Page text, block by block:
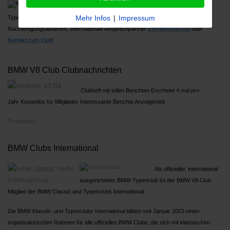
Typenreferenten
Nachfertigungsaktionen, Internationale AnsprechpartnerEintrittserklärungoder
Kontakt zum Club!
BMW V8 Club Clubnachrichten
Clubheft mit tollen Berichten Erscheint 4 mal pro
Jahr Kostenlos für Mitglieder Interessante Berichte Anzeigenteil.
BMW Clubs International
Als offizieller, international
ausgerichteter BMW-Typenclub ist der BMW V8 Club
Mitglied der BMW Classic and Typenclubs International.
Die BMW Klassik- und Typenclubs International bilden seit Januar 2003 einen
organisatorischen Rahmen für alle offiziellen BMW Clubs, die sich mit klassischen
Mehr Infos | Impressum